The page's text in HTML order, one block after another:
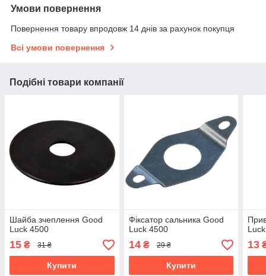
Умови повернення
Повернення товару впродовж 14 днів за рахунок покупця
Всі умови повернення
Подібні товари компанії
Шайба зчеплення Good
Luck 4500
15 ₴ 31 ₴
Купити
Фіксатор сальника Good
Luck 4500
14₴ 29 ₴
Купити
13